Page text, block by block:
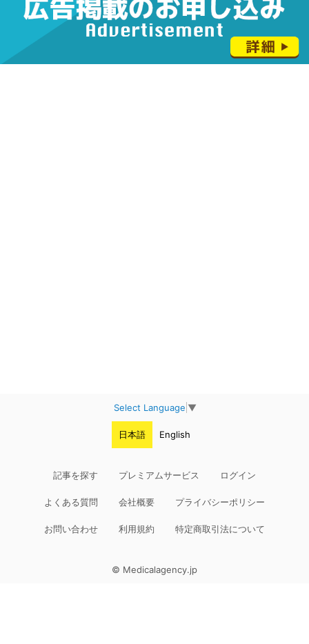
Select Language ▼
日本語 English
記事を探す プレミアムサービス ログイン
よくある質問 会社概要 プライバシーポリシー
お問い合わせ 利用規約 特定商取引法について
© Medicalagency.jp